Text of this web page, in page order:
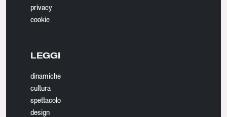
privacy
cookie
LEGGI
dinamiche
cultura
spettacolo
design